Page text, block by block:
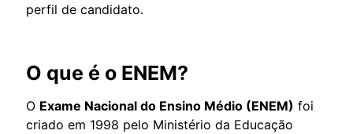
perfil de candidato.
O que é o ENEM?
O Exame Nacional do Ensino Médio (ENEM) foi
criado em 1998 pelo Ministério da Educação